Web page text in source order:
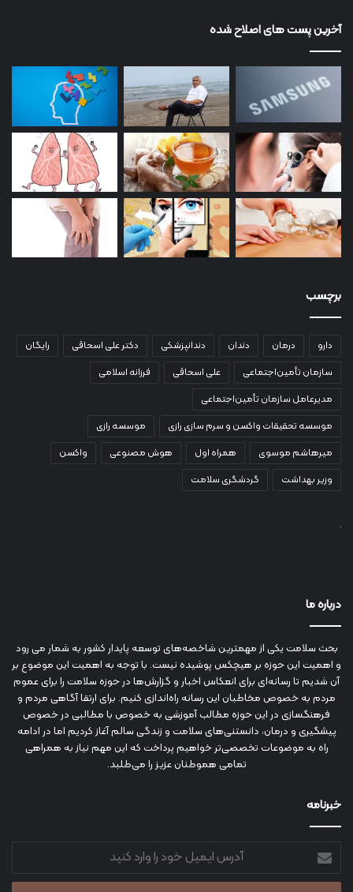
آخرین پست های اصلاح شده
برچسب
دارو درمان دندان دندانپزشکی دکتر علی اسحاقی
رایگان
سازمان تأمین‌اجتماعی
علی اسحاقی
فرزانه اسلامی
مدیرعامل سازمان تأمین‌اجتماعی
موسسه تحقیقات واکسن و سرم سازی رازی
موسسه رازی
میرهاشم موسوی
همراه اول هوش مصنوعی
واکسن
وزیر بهداشت
گردشگری سلامت
درباره ما
بحث سلامت یکی از مهمترین شاخصه‌های توسعه پایدار کشور به شمار می رود
و اهمیت این حوزه بر هیچکس پوشیده نیست. با توجه به اهمیت این موضوع بر
آن شدیم تا رسانه‌ای برای انعکاس اخبار و گزارش‌ها در حوزه سلامت را برای عموم
مردم به خصوص مخاطبان این رسانه راه‌اندازی کنیم. برای ارتقا آگاهی مردم و
فرهنگسازی در این حوزه مطالب آموزشی به خصوص با مطالبی در خصوص
پیشگیری و درمان، دانستنی‌های سلامت و زندگی سالم آغاز کردیم اما در ادامه
راه به موضوعات تخصصی‌تر خواهیم پرداخت که این مهم نیاز به همراهی
تمامی هموطنان عزیز را می‌طلبد.
خبرنامه
آدرس
ایمیل
خود